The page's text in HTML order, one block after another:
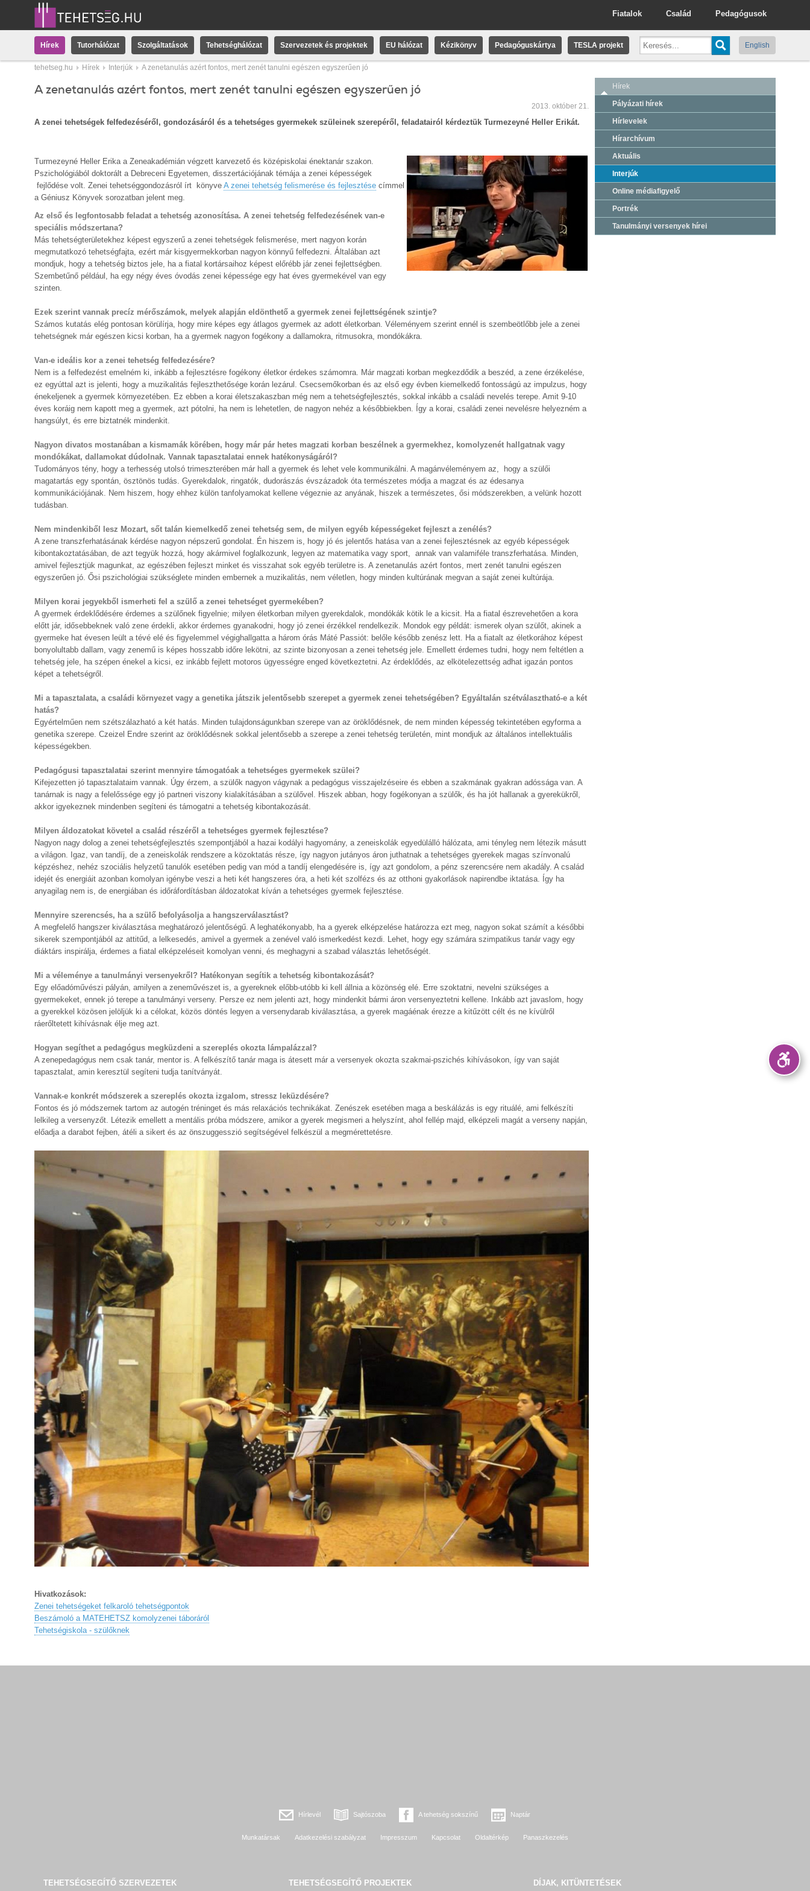
Pedagógusok
Család
Fiatalok
Hírek Tutorhálózat Szolgáltatások Tehetséghálózat Szervezetek és projektek EU hálózat Kézikönyv Pedagóguskártya TESLA projekt English
tehetseg.hu Hírek Interjúk A zenetanulás azért fontos, mert zenét tanulni egészen egyszerűen jó
A zenetanulás azért fontos, mert zenét tanulni egészen egyszerűen jó
2013. október 21.
A zenei tehetségek felfedezéséről, gondozásáról és a tehetséges gyermekek szüleinek szerepéről, feladatairól kérdeztük Turmezeyné Heller Erikát.
Turmezeyné Heller Erika a Zeneakadémián végzett karvezető és középiskolai énektanár szakon.
Pszichológiából doktorált a Debreceni Egyetemen, disszertációjának témája a zenei képességek
fejlődése volt. Zenei tehetséggondozásról írt könyve A zenei tehetség felismerése és fejlesztése címmel
a Géniusz Könyvek sorozatban jelent meg.
Az első és legfontosabb feladat a tehetség azonosítása. A zenei tehetség felfedezésének van-e
speciális módszertana?
Más tehetségterületekhez képest egyszerű a zenei tehetségek felismerése, mert nagyon korán
megmutatkozó tehetségfajta, ezért már kisgyermekkorban nagyon könnyű felfedezni. Általában azt
mondjuk, hogy a tehetség biztos jele, ha a fiatal kortársaihoz képest előrébb jár zenei fejlettségben.
Szembetűnő például, ha egy négy éves óvodás zenei képessége egy hat éves gyermekével van egy
szinten.
Ezek szerint vannak precíz mérőszámok, melyek alapján eldönthető a gyermek zenei fejlettségének szintje?
Számos kutatás elég pontosan körülírja, hogy mire képes egy átlagos gyermek az adott életkorban. Véleményem szerint ennél is szembeötlőbb jele a zenei
tehetségnek már egészen kicsi korban, ha a gyermek nagyon fogékony a dallamokra, ritmusokra, mondókákra.
Van-e ideális kor a zenei tehetség felfedezésére?
Nem is a felfedezést emelném ki, inkább a fejlesztésre fogékony életkor érdekes számomra. Már magzati korban megkezdődik a beszéd, a zene érzékelése,
ez egyúttal azt is jelenti, hogy a muzikalitás fejleszthetősége korán lezárul. Csecsemőkorban és az első egy évben kiemelkedő fontosságú az impulzus, hogy
énekeljenek a gyermek környezetében. Ez ebben a korai életszakaszban még nem a tehetségfejlesztés, sokkal inkább a családi nevelés terepe. Amit 9-10
éves koráig nem kapott meg a gyermek, azt pótolni, ha nem is lehetetlen, de nagyon nehéz a későbbiekben. Így a korai, családi zenei nevelésre helyezném a
hangsúlyt, és erre biztatnék mindenkit.
Nagyon divatos mostanában a kismamák körében, hogy már pár hetes magzati korban beszélnek a gyermekhez, komolyzenét hallgatnak vagy
mondókákat, dallamokat dúdolnak. Vannak tapasztalatai ennek hatékonyságáról?
Tudományos tény, hogy a terhesség utolsó trimeszterében már hall a gyermek és lehet vele kommunikálni. A magánvéleményem az, hogy a szülői
magatartás egy spontán, ösztönös tudás. Gyerekdalok, ringatók, dudorászás évszázadok óta természetes módja a magzat és az édesanya
kommunikációjának. Nem hiszem, hogy ehhez külön tanfolyamokat kellene végeznie az anyának, hiszek a természetes, ősi módszerekben, a velünk hozott
tudásban.
Nem mindenkiből lesz Mozart, sőt talán kiemelkedő zenei tehetség sem, de milyen egyéb képességeket fejleszt a zenélés?
A zene transzferhatásának kérdése nagyon népszerű gondolat. Én hiszem is, hogy jó és jelentős hatása van a zenei fejlesztésnek az egyéb képességek
kibontakoztatásában, de azt tegyük hozzá, hogy akármivel foglalkozunk, legyen az matematika vagy sport, annak van valamiféle transzferhatása. Minden,
amivel fejlesztjük magunkat, az egészében fejleszt minket és visszahat sok egyéb területre is. A zenetanulás azért fontos, mert zenét tanulni egészen
egyszerűen jó. Ősi pszichológiai szükséglete minden embernek a muzikalitás, nem véletlen, hogy minden kultúrának megvan a saját zenei kultúrája.
Milyen korai jegyekből ismerheti fel a szülő a zenei tehetséget gyermekében?
A gyermek érdeklődésére érdemes a szülőnek figyelnie; milyen életkorban milyen gyerekdalok, mondókák kötik le a kicsit. Ha a fiatal észrevehetően a kora
előtt jár, idősebbeknek való zene érdekli, akkor érdemes gyanakodni, hogy jó zenei érzékkel rendelkezik. Mondok egy példát: ismerek olyan szülőt, akinek a
gyermeke hat évesen leült a tévé elé és figyelemmel végighallgatta a három órás Máté Passiót: belőle később zenész lett. Ha a fiatalt az életkorához képest
bonyolultabb dallam, vagy zenemű is képes hosszabb időre lekötni, az szinte bizonyosan a zenei tehetség jele. Emellett érdemes tudni, hogy nem feltétlen a
tehetség jele, ha szépen énekel a kicsi, ez inkább fejlett motoros ügyességre enged következtetni. Az érdeklődés, az elkötelezettség adhat igazán pontos
képet a tehetségről.
Mi a tapasztalata, a családi környezet vagy a genetika játszik jelentősebb szerepet a gyermek zenei tehetségében? Egyáltalán szétválasztható-e a két
hatás?
Egyértelműen nem szétszálazható a két hatás. Minden tulajdonságunkban szerepe van az öröklődésnek, de nem minden képesség tekintetében egyforma a
genetika szerepe. Czeizel Endre szerint az öröklődésnek sokkal jelentősebb a szerepe a zenei tehetség területén, mint mondjuk az általános intellektuális
képességekben.
Pedagógusi tapasztalatai szerint mennyire támogatóak a tehetséges gyermekek szülei?
Kifejezetten jó tapasztalataim vannak. Úgy érzem, a szülők nagyon vágynak a pedagógus visszajelzéseire és ebben a szakmának gyakran adóssága van. A
tanárnak is nagy a felelőssége egy jó partneri viszony kialakításában a szülővel. Hiszek abban, hogy fogékonyan a szülők, és ha jót hallanak a gyerekükről,
akkor igyekeznek mindenben segíteni és támogatni a tehetség kibontakozását.
Milyen áldozatokat követel a család részéről a tehetséges gyermek fejlesztése?
Nagyon nagy dolog a zenei tehetségfejlesztés szempontjából a hazai kodályi hagyomány, a zeneiskolák egyedülálló hálózata, ami tényleg nem létezik másutt
a világon. Igaz, van tandíj, de a zeneiskolák rendszere a közoktatás része, így nagyon jutányos áron juthatnak a tehetséges gyerekek magas színvonalú
képzéshez, nehéz szociális helyzetű tanulók esetében pedig van mód a tandíj elengedésére is, így azt gondolom, a pénz szerencsére nem akadály. A család
idejét és energiáit azonban komolyan igénybe veszi a heti két hangszeres óra, a heti két szolfézs és az otthoni gyakorlások napirendbe iktatása. Így ha
anyagilag nem is, de energiában és időráfordításban áldozatokat kíván a tehetséges gyermek fejlesztése.
Mennyire szerencsés, ha a szülő befolyásolja a hangszerválasztást?
A megfelelő hangszer kiválasztása meghatározó jelentőségű. A leghatékonyabb, ha a gyerek elképzelése határozza ezt meg, nagyon sokat számít a későbbi
sikerek szempontjából az attitűd, a lelkesedés, amivel a gyermek a zenével való ismerkedést kezdi. Lehet, hogy egy számára szimpatikus tanár vagy egy
diáktárs inspirálja, érdemes a fiatal elképzeléseit komolyan venni, és meghagyni a szabad választás lehetőségét.
Mi a véleménye a tanulmányi versenyekről? Hatékonyan segítik a tehetség kibontakozását?
Egy előadóművészi pályán, amilyen a zeneművészet is, a gyereknek előbb-utóbb ki kell állnia a közönség elé. Erre szoktatni, nevelni szükséges a
gyermekeket, ennek jó terepe a tanulmányi verseny. Persze ez nem jelenti azt, hogy mindenkit bármi áron versenyeztetni kellene. Inkább azt javaslom, hogy
a gyerekkel közösen jelöljük ki a célokat, közös döntés legyen a versenydarab kiválasztása, a gyerek magáénak érezze a kitűzött célt és ne kívülről
ráerőltetett kihívásnak élje meg azt.
Hogyan segíthet a pedagógus megküzdeni a szereplés okozta lámpalázzal?
A zenepedagógus nem csak tanár, mentor is. A felkészítő tanár maga is átesett már a versenyek okozta szakmai-pszichés kihívásokon, így van saját
tapasztalat, amin keresztül segíteni tudja tanítványát.
Vannak-e konkrét módszerek a szereplés okozta izgalom, stressz leküzdésére?
Fontos és jó módszernek tartom az autogén tréninget és más relaxációs technikákat. Zenészek esetében maga a beskálázás is egy rituálé, ami felkészíti
lelkileg a versenyzőt. Létezik emellett a mentális próba módszere, amikor a gyerek megismeri a helyszínt, ahol fellép majd, elképzeli magát a verseny napján,
előadja a darabot fejben, átéli a sikert és az önszuggesszió segítségével felkészül a megmérettetésre.
Hivatkozások:
Zenei tehetségeket felkaroló tehetségpontok
Beszámoló a MATEHETSZ komolyzenei táboráról
Tehetségiskola - szülőknek
Hírek
Pályázati hírek
Hírlevelek
Hírarchívum
Aktuális
Interjúk
Online médiafigyelő
Portrék
Tanulmányi versenyek hírei
Hírlevél Sajtószoba A tehetség sokszínű Naptár
Munkatársak Adatkezelési szabályzat Impresszum Kapcsolat Oldaltérkép Panaszkezelés
TEHETSÉGSEGÍTŐ SZERVEZETEK TEHETSÉGSEGÍTŐ PROJEKTEK DÍJAK, KITÜNTETÉSEK